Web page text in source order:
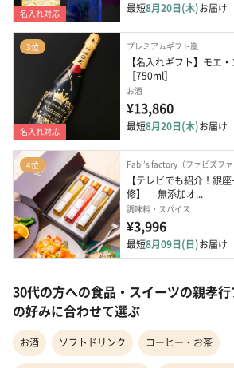
名入れ対応 最短8月20日(木)お届け
3位
名入れ対応
プレミアムギフト嵐
【名入れギフト】モエ
［750ml］
お酒
¥13,860
最短8月20日(木)お届け
4位 Fabi’s factory（ファビズファ
【テレビでも紹介！銀
修】　 無添加オ...
調味料・スパイス
¥3,996
最短8月09日(日)お届け
30代の方への食品・スイーツの親孝
の好みに合わせて選ぶ
お酒 ソフトドリンク コーヒー・お茶